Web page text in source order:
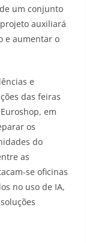
um conjunto
auxiliará
e aumentar o
e
das feiras
em
os
do
as
se oficinas
no uso de IA,